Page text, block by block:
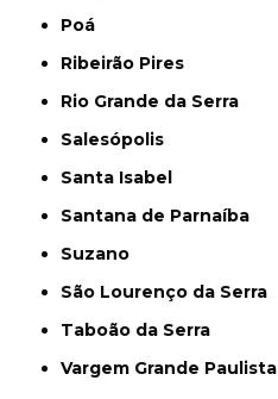
Poá
Ribeirão Pires
Rio Grande da Serra
Salesópolis
Santa Isabel
Santana de Parnaíba
Suzano
São Lourenço da Serra
Taboão da Serra
Vargem Grande Paulista